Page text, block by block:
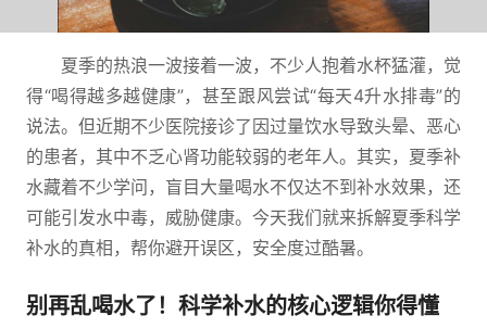
夏季的热浪一波接着一波，不少人抱着水杯猛灌，觉
得“喝得越多越健康”，甚至跟风尝试“每天4升水排毒”的
说法。但近期不少医院接诊了因过量饮水导致头晕、恶心
的患者，其中不乏心肾功能较弱的老年人。其实，夏季补
水藏着不少学问，盲目大量喝水不仅达不到补水效果，还
可能引发水中毒，威胁健康。今天我们就来拆解夏季科学
补水的真相，帮你避开误区，安全度过酷暑。
别再乱喝水了！科学补水的核心逻辑你得懂